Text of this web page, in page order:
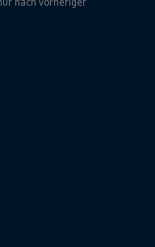
nach vorheriger